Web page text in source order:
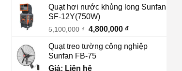
là:
6,800,000 ₫.
tại
Quạt hơi nước khủng long Sunfan
SF-12Y(750W)
5,100,000₫ Giá
là:
5,100,000 ₫.
4,800,000 ₫
tại
Quạt treo tường công nghiệp
Sunfan FB-75
Giá: Liên hệ